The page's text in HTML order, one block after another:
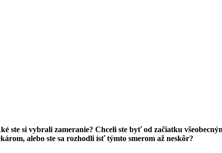
ste si vybrali zameranie? Chceli ste byť od začiatku
alebo ste sa rozhodli ísť týmto smerom až neskôr?